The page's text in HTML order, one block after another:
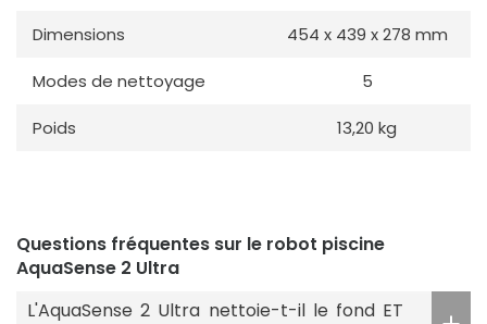
Dimensions 454 x 439 x 278 mm
Modes de nettoyage 5
Poids 13,20 kg
Questions fréquentes sur le robot piscine
AquaSense 2 Ultra
L'AquaSense 2 Ultra nettoie-t-il le fond ET